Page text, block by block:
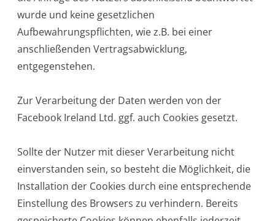
wurde und keine gesetzlichen
Aufbewahrungspflichten, wie z.B. bei einer
anschließenden Vertragsabwicklung,
entgegenstehen.
Zur Verarbeitung der Daten werden von der
Facebook Ireland Ltd. ggf. auch Cookies gesetzt.
Sollte der Nutzer mit dieser Verarbeitung nicht
einverstanden sein, so besteht die Möglichkeit, die
Installation der Cookies durch eine entsprechende
Einstellung des Browsers zu verhindern. Bereits